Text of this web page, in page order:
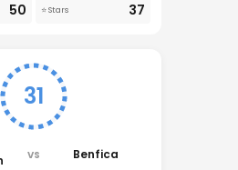
50 ⭐ Stars 37
31
VS Benfica